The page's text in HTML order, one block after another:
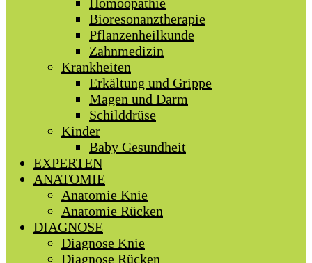
Bioresonanztherapie
Pflanzenheilkunde
Zahnmedizin
Krankheiten
Erkältung und Grippe
Magen und Darm
Schilddrüse
Kinder
Baby Gesundheit
EXPERTEN
ANATOMIE
Anatomie Knie
Anatomie Rücken
DIAGNOSE
Diagnose Knie
Diagnose Rücken